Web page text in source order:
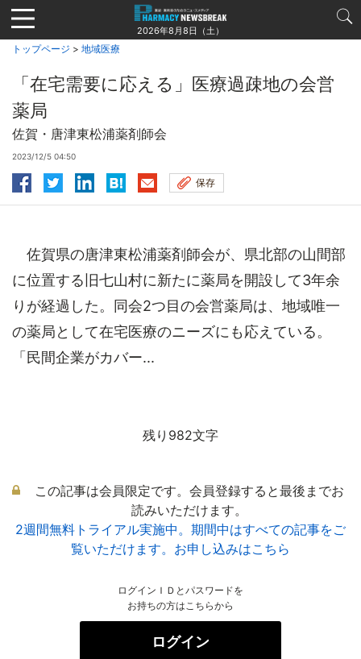
Jump
to
navigation
2026年8月8日（土）
トップページ > 地域医療
「在宅需要に応える」医療過疎地の会営
薬局
佐賀・唐津東松浦薬剤師会
2023/12/5 04:50
保存
佐賀県の唐津東松浦薬剤師会が、県北部の山間部
に位置する旧七山村に新たに薬局を開設して3年余
りが経過した。同会2つ目の会営薬局は、地域唯一
の薬局として在宅医療のニーズにも応えている。
「民間企業がカバー...
残り982文字
この記事は会員限定です。会員登録すると最後までお
読みいただけます。
2週間無料トライアル実施中。期間中はすべての記事をご
覧いただけます。お申し込みはこちら
ログインＩＤとパスワードを
お持ちの方はこちらから
ログイン